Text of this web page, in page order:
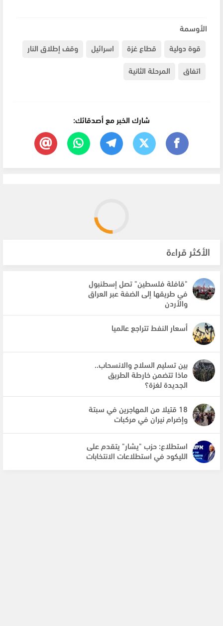
الأوسمة
قوة دولية
قطاع غزة اسرائيل
وقف إطلاق النار
اتفاق
المرحلة الثانية
شارك الخبر مع أصدقائك:
الأكثر قراءة
"قافلة فلسطين" تصل إسطنبول
في طريقها إلى الضفة عبر العراق
والأردن
أسعار النفط تتراجع عالميا
بين تسليم السلاح والانسحاب..
ماذا تتضمن خارطة الطريق
الجديدة لغزة؟
18 قتيلا من المهاجرين في سبتة
وإضرام نيران في مركبات
استطلاع: حزب "يشار" يتقدم على
الليكود في استطلاعات الانتخابات